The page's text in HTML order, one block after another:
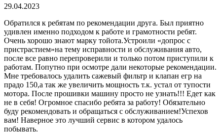
29.04.2023
Обратился к ребятам по рекомендации друга. Был приятно
удивлен именно подходом к работе и грамотности ребят.
Очень хорошо знают марку тойота.Устроили «допрос с
пристрастием»на тему исправности и обслуживания авто,
после все равно перепроверили и только потом приступили к
работам. Попутно при осмотре дали некоторые рекомендации.
Мне требовалось удалить сажевый фильтр и клапан егр на
прадо 150,а так же увеличить мощность т.к. устал от тупости
мотора. После прошивки машину просто не узнать!!! Едет как
не в себя! Огромное спасибо ребята за работу! Обязательно
буду рекомендовать и обращаться с обслуживанием!Успехов
вам! Наверное это лучший сервис в котором удалось
побывать.